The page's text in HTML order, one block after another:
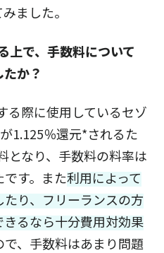
ました。
上で、手数料について
か？
る際に使用しているセゾ
1.125％還元*されるた
となり、手数料の料率は
す。また利用によって
り、フリーランスの方
るなら十分費用対効果
で、手数料はあまり問題